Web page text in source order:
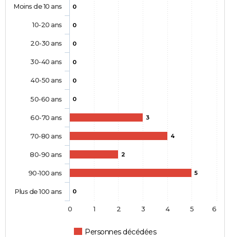
0
0
0
0
0
0
3
4
2
5
0
Personnes décédées
Moins de 10 ans
10-20 ans
20-30 ans
30-40 ans
40-50 ans
50-60 ans
60-70 ans
70-80 ans
80-90 ans
90-100 ans
Plus de 100 ans
0 1 2 3 4 5 6